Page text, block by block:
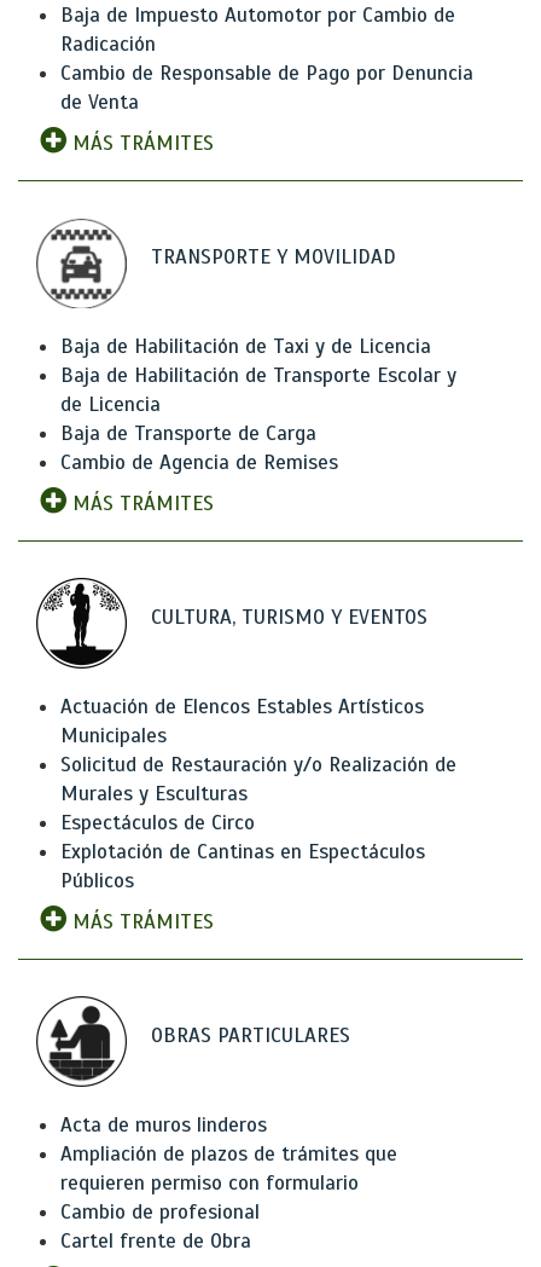
Baja de Impuesto Automotor por Cambio de
Radicación
Cambio de Responsable de Pago por Denuncia
de Venta
MÁS TRÁMITES
TRANSPORTE Y MOVILIDAD
Baja de Habilitación de Taxi y de Licencia
Baja de Habilitación de Transporte Escolar y
de Licencia
Baja de Transporte de Carga
Cambio de Agencia de Remises
MÁS TRÁMITES
CULTURA, TURISMO Y EVENTOS
Actuación de Elencos Estables Artísticos
Municipales
Solicitud de Restauración y/o Realización de
Murales y Esculturas
Espectáculos de Circo
Explotación de Cantinas en Espectáculos
Públicos
MÁS TRÁMITES
OBRAS PARTICULARES
Acta de muros linderos
Ampliación de plazos de trámites que
requieren permiso con formulario
Cambio de profesional
Cartel frente de Obra